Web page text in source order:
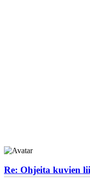
Re: Ohjeita kuvien